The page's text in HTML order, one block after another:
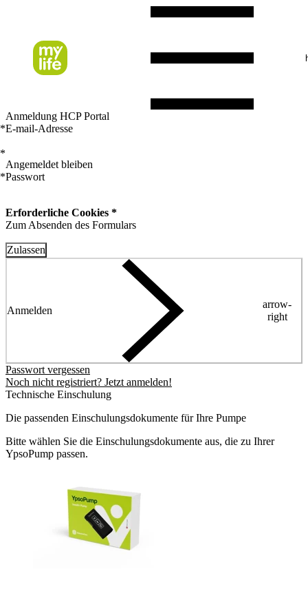
Anmeldung HCP Portal
*E-mail-Adresse
*
Angemeldet bleiben
*Passwort
Erforderliche Cookies *
Zum Absenden des Formulars
Zulassen
Anmelden
arrow-
right
Passwort vergessen
Noch nicht registriert? Jetzt anmelden!
Technische Einschulung
Die passenden Einschulungsdokumente für Ihre Pumpe
Bitte wählen Sie die Einschulungsdokumente aus, die zu Ihrer
YpsoPump passen.